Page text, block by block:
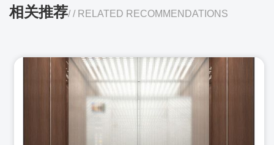
相关推荐/ / RELATED RECOMMENDATIONS